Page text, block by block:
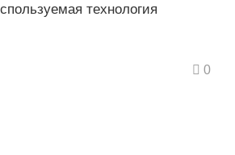
технология
0